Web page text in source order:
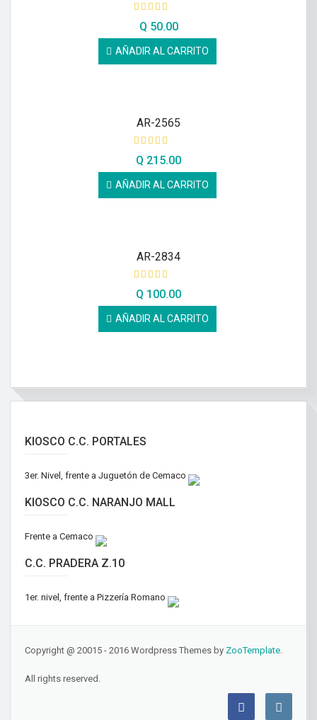
Q 50.00
AÑADIR AL CARRITO
AR-2565
Q 215.00
AÑADIR AL CARRITO
AR-2834
Q 100.00
AÑADIR AL CARRITO
KIOSCO C.C. PORTALES
3er. Nivel, frente a Juguetón de Cemaco
KIOSCO C.C. NARANJO MALL
Frente a Cemaco
C.C. PRADERA Z.10
1er. nivel, frente a Pizzería Romano
Copyright @ 20015 - 2016 Wordpress Themes by ZooTemplate.
All rights reserved.